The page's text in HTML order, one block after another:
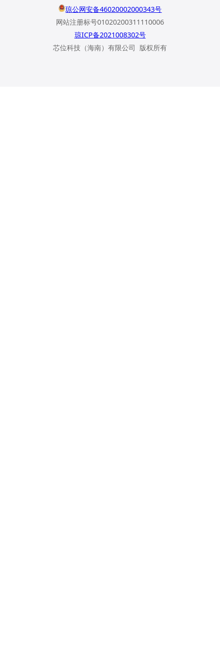
琼公网安备46020002000343号
网站注册标号01020200311110006
琼ICP备2021008302号
芯位科技（海南）有限公司 版权所有